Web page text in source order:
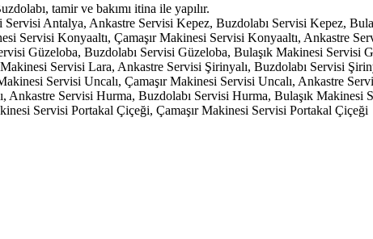
tamir ve bakımı itina ile yapılır.
Antalya, Ankastre Servisi Kepez, Buzdolabı Servisi Kepez,
Servisi Konyaaltı, Çamaşır Makinesi Servisi Konyaaltı, Ankastre
Güzeloba, Buzdolabı Servisi Güzeloba, Bulaşık Makinesi Servisi
Servisi Lara, Ankastre Servisi Şirinyalı, Buzdolabı Servisi
Servisi Uncalı, Çamaşır Makinesi Servisi Uncalı, Ankastre
Servisi Hurma, Buzdolabı Servisi Hurma, Bulaşık Makinesi
Servisi Portakal Çiçeği, Çamaşır Makinesi Servisi Portakal Çiçeği